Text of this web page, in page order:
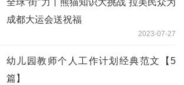
成都大运会送祝福
2023-07-27
幼儿园教师个人工作计划经典范文【5
篇】